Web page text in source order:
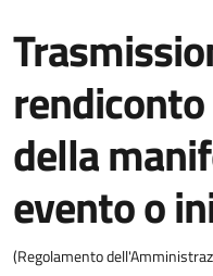
della
evento o
(Regolamento